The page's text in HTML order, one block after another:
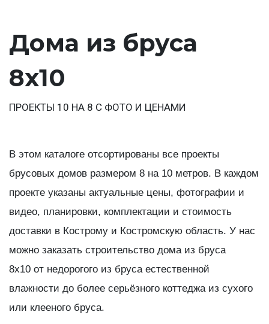
Дома из бруса
8х10
ПРОЕКТЫ 10 НА 8 С ФОТО И ЦЕНАМИ
В этом каталоге отсортированы все проекты
брусовых домов размером 8 на 10 метров. В каждом
проекте указаны актуальные цены, фотографии и
видео, планировки, комплектации и стоимость
доставки в Кострому и Костромскую область. У нас
можно заказать строительство дома из бруса
8х10 от недорогого из бруса естественной
влажности до более серьёзного коттеджа из сухого
или клееного бруса.